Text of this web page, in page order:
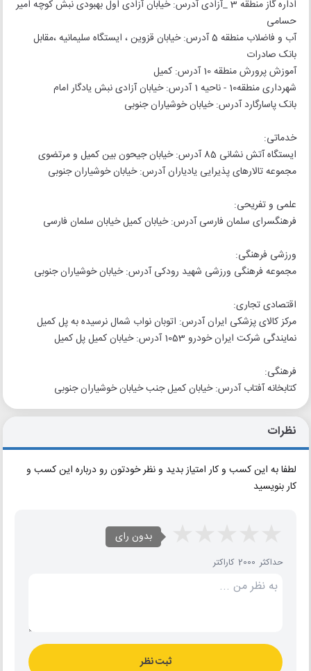
اداره گاز منطقه 3 _آزادی آدرس: خیابان آزادی اول بهبودی نبش کوچه امیر
حسامی
آب و فاضلاب منطقه 5 آدرس: خیابان قزوین ، ایستگاه سلیمانیه ،مقابل
بانک صادرات
آموزش پرورش منطقه 10 آدرس: کمیل
شهرداری منطقه10 - ناحیه 1 آدرس: خیابان آزادی نبش یادگار امام
بانک پاسارگارد آدرس: خیابان خوشیاران جنوبی
خدماتی:
ایستگاه آتش نشانی 85 آدرس: خیابان جیحون بین کمیل و مرتضوی
مجموعه تالارهای پذیرایی یادیاران آدرس: خیابان خوشیاران جنوبی
علمی و تفریحی:
فرهنگسرای سلمان فارسی آدرس: خیابان کمیل خیابان سلمان فارسی
ورزشی فرهنگی:
مجموعه فرهنگی ورزشی شهید رودکی آدرس: خیابان خوشیاران جنوبی
اقتصادی تجاری:
مرکز کالای پزشکی ایران آدرس: اتوبان نواب شمال نرسیده به پل کمیل
نمایندگی شرکت ایران خودرو 1053 آدرس: خیابان کمیل پل کمیل
فرهنگی:
کتابخانه آفتاب آدرس: خیابان کمیل جنب خیابان خوشیاران جنوبی
نظرات
لطفا به این کسب و کار امتیاز بدید و نظر خودتون رو درباره این کسب و
کار بنویسید
بدون رای
حداکثر 2000 کاراکتر
ثبت نظر